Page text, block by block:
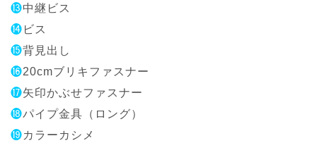
⓭中継ビス
⓮ ビス
⓯背見出し
⓰20cmブリキファスナー
⓱矢印かぶせファスナー
⓲パイプ金具（ロング）
⓳カラーカシメ